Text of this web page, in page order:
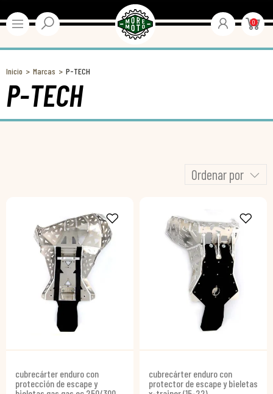
0
Inicio Marcas P-TECH
P-TECH
Ordenar por
cubrecárter enduro con
protección de escape y
cubrecárter enduro con
protector de escape y bieletas